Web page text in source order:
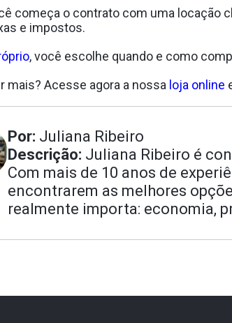
começa o contrato com uma locação
e impostos.
, você escolhe quando e como
mais? Acesse agora a nossa loja online
Por: Juliana Ribeiro
Descrição: Juliana Ribeiro é
Com mais de 10 anos de
encontrarem as melhores
realmente importa: economia,